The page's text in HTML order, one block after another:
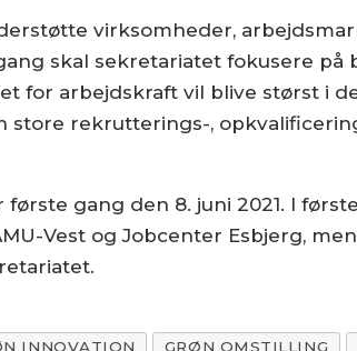
virksomheder,
skal sekretariatet fokusere
for arbejdskraft vil blive størst i
rekrutterings-,
gang den 8. juni 2021. I
Vest og Jobcenter Esbjerg,
INNOVATION GRØN OMSTILLING